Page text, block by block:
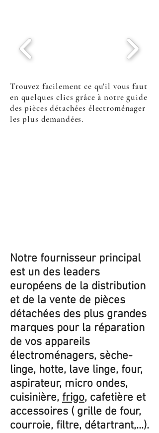
Trouvez facilement ce qu'il vous faut
en quelques clics grâce à notre guide
des pièces détachées électroménager
les plus demandées.
Notre fournisseur principal
est un des leaders
européens de la distribution
et de la vente de pièces
détachées des plus grandes
marques pour la réparation
de vos appareils
électroménagers, sèche-
linge, hotte, lave linge, four,
aspirateur, micro ondes,
cuisinière, frigo, cafetière et
accessoires ( grille de four,
courroie, filtre, détartrant,...).